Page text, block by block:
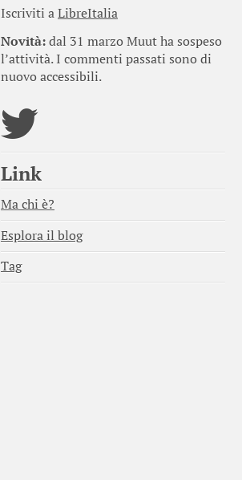
Iscriviti aLibreItalia
Novità:dal 31 marzo Muut ha sospeso
l’attività. I commenti passati sono di
nuovo accessibili.
Link
Ma chi è?
Esplora il blog
Tag